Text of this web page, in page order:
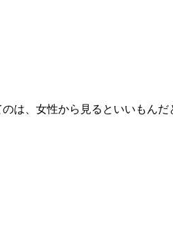
は、女性から見るといいもん